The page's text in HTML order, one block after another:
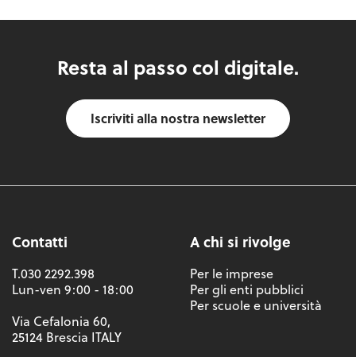
Resta al passo col digitale.
Iscriviti alla nostra newsletter
Contatti
T.030 2292.398
Lun-ven 9:00 - 18:00
Via Cefalonia 60,
25124 Brescia ITALY
A chi si rivolge
Per le imprese
Per gli enti pubblici
Per scuole e università